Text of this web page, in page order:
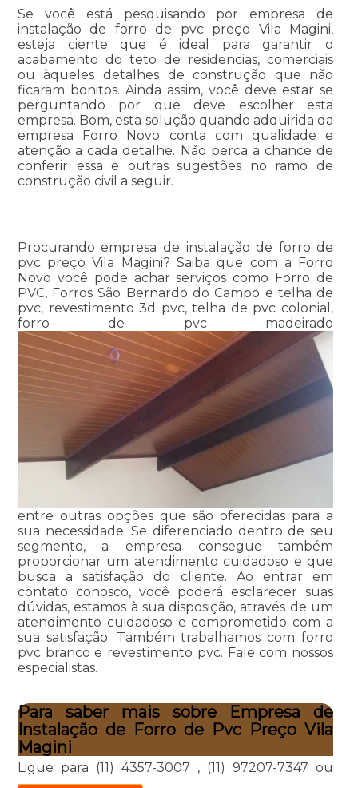
Se você está pesquisando por empresa de
instalação de forro de pvc preço Vila Magini,
esteja ciente que é ideal para garantir o
acabamento do teto de residencias, comerciais
ou àqueles detalhes de construção que não
ficaram bonitos. Ainda assim, você deve estar se
perguntando por que deve escolher esta
empresa. Bom, esta solução quando adquirida da
empresa Forro Novo conta com qualidade e
atenção a cada detalhe. Não perca a chance de
conferir essa e outras sugestões no ramo de
construção civil a seguir.
Procurando empresa de instalação de forro de
pvc preço Vila Magini? Saiba que com a Forro
Novo você pode achar serviços como Forro de
PVC, Forros São Bernardo do Campo e telha de
pvc, revestimento 3d pvc, telha de pvc colonial,
forro de pvc madeirado
entre outras opções que são oferecidas para a
sua necessidade. Se diferenciado dentro de seu
segmento, a empresa consegue também
proporcionar um atendimento cuidadoso e que
busca a satisfação do cliente. Ao entrar em
contato conosco, você poderá esclarecer suas
dúvidas, estamos à sua disposição, através de um
atendimento cuidadoso e comprometido com a
sua satisfação. Também trabalhamos com forro
pvc branco e revestimento pvc. Fale com nossos
especialistas.
Para saber mais sobre Empresa de
Instalação de Forro de Pvc Preço Vila
Magini
Ligue para (11) 4357-3007 , (11) 97207-7347 ou